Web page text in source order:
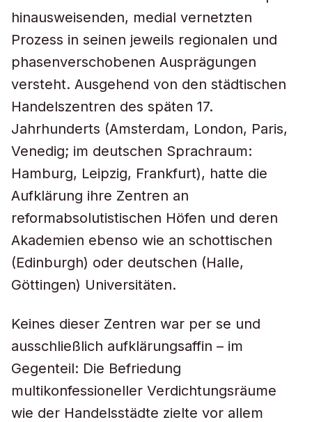
hinausweisenden, medial vernetzten
Prozess in seinen jeweils regionalen und
phasenverschobenen Ausprägungen
versteht. Ausgehend von den städtischen
Handelszentren des späten 17.
Jahrhunderts (Amsterdam, London, Paris,
Venedig; im deutschen Sprachraum:
Hamburg, Leipzig, Frankfurt), hatte die
Aufklärung ihre Zentren an
reformabsolutistischen Höfen und deren
Akademien ebenso wie an schottischen
(Edinburgh) oder deutschen (Halle,
Göttingen) Universitäten.
Keines dieser Zentren war per se und
ausschließlich aufklärungsaffin – im
Gegenteil: Die Befriedung
multikonfessioneller Verdichtungsräume
wie der Handelsstädte zielte vor allem